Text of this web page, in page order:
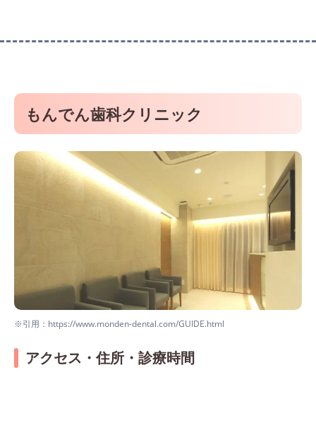
もんでん歯科クリニック
※引用：https://www.monden-dental.com/GUIDE.html
アクセス・住所・診療時間